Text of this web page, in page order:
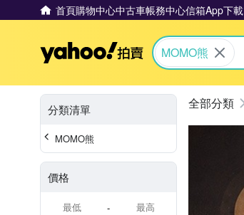
首頁購物中心中古車帳務中心信箱App下載
Yahoo拍賣
MOMO熊
分類清單
MOMO熊
價格
-